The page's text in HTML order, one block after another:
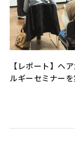
【レポート】ヘ
ルギーセミナー